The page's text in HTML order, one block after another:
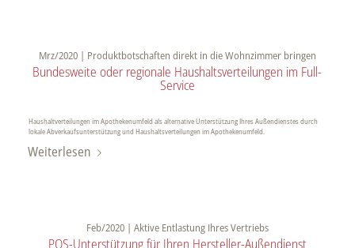
Mrz/2020 | Produktbotschaften direkt in die Wohnzimmer bringen
Bundesweite oder regionale Haushaltsverteilungen im Full-
Service
Haushaltverteilungen im Apothekenumfeld als alternative Unterstützung Ihres Außendienstes durch
lokale Abverkaufsunterstützung und Haushaltsverteilungen im Apothekenumfeld.
Weiterlesen
Feb/2020 | Aktive Entlastung Ihres Vertriebs
POS-Unterstützung für Ihren Hersteller-Außendienst